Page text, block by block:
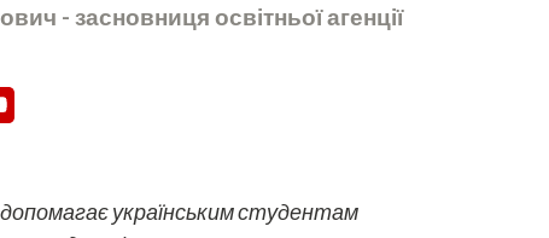
- засновниця освітньої агенції
допомагає українським студентам